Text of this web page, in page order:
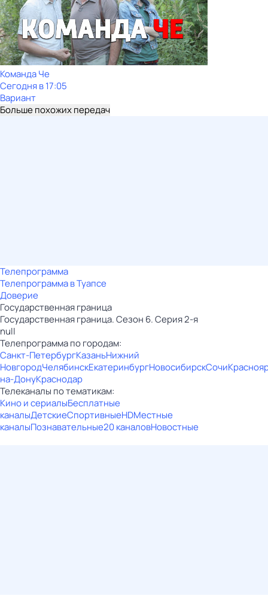
Команда Че
Сегодня в 17:05
Вариант
Больше похожих передач
Телепрограмма
Телепрограмма в Туапсе
Доверие
Государственная граница
Государственная граница. Сезон 6. Серия 2-я
null
Телепрограмма по городам:
Санкт-ПетербургКазаньНижний
НовгородЧелябинскЕкатеринбургНовосибирскСочи
на-ДонуКраснодар
Телеканалы по тематикам:
Кино и сериалыБесплатные
каналыДетскиеСпортивныеHDМестные
каналыПознавательные20 каналовНовостные